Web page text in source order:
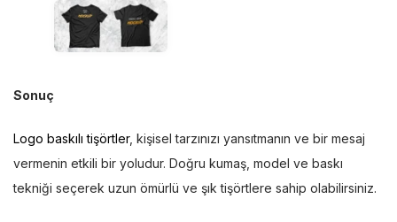
Sonuç
Logo baskılı tişörtler, kişisel tarzınızı yansıtmanın ve bir mesaj
vermenin etkili bir yoludur. Doğru kumaş, model ve baskı
tekniği seçerek uzun ömürlü ve şık tişörtlere sahip olabilirsiniz.